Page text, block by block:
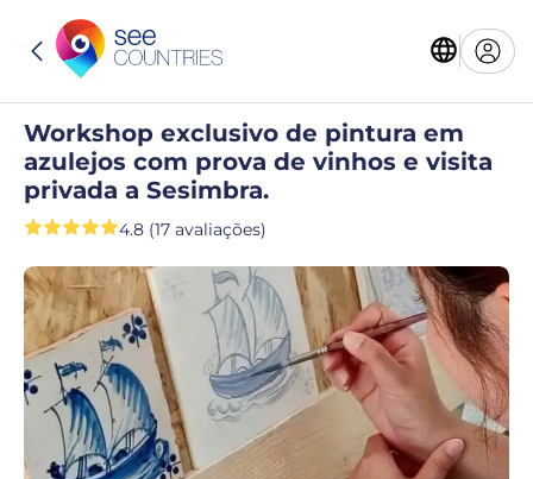
Workshop exclusivo de pintura em
azulejos com prova de vinhos e visita
privada a Sesimbra.
4.8 (17 avaliações)